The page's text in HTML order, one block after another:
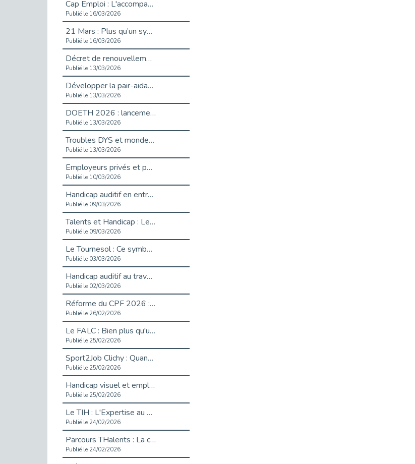
Cap Emploi : L'accompagnement EXH c’est quoi ?
Publié le 16/03/2026
21 Mars : Plus qu’un symbole, un engagement pour l’inclusion
Publié le 16/03/2026
Décret de renouvellement de l'aide aux employeurs d'apprentis
Publié le 13/03/2026
Développer la pair-aidance en santé mentale : guide pour les employeurs
Publié le 13/03/2026
DOETH 2026 : lancement de la campagne pour les employeurs publics
Publié le 13/03/2026
Troubles DYS et monde du travail : mieux comprendre pour mieux accompagner _ vidéo
Publié le 13/03/2026
Employeurs privés et publics : vigilance face aux démarchages liés à l’OETH en 2026
Publié le 10/03/2026
Handicap auditif en entreprise, aménagements pour sécuriser la communication - vidéo
Publié le 09/03/2026
Talents et Handicap : Le Top 10 des métiers plébiscités dans les Hauts-de-Seine
Publié le 09/03/2026
Le Tournesol : Ce symbole discret qui change la vie des personnes en situation de handicap invisible
Publié le 03/03/2026
Handicap auditif au travail : rendre l’invisible accessible
Publié le 02/03/2026
Réforme du CPF 2026 : Ce qui change ce printemps pour vos droits à la formation
Publié le 26/02/2026
Le FALC : Bien plus qu'une écriture, un levier d'inclusion
Publié le 25/02/2026
Sport2Job Clichy : Quand le terrain devient le plus beau des bureaux
Publié le 25/02/2026
Handicap visuel et emploi : lever les obstacles pour révéler les - vidéo
Publié le 25/02/2026
Le TIH : L'Expertise au Service de l'Inclusion
Publié le 24/02/2026
Parcours THalents : La complémentarité au service de l'Emploi.
Publié le 24/02/2026